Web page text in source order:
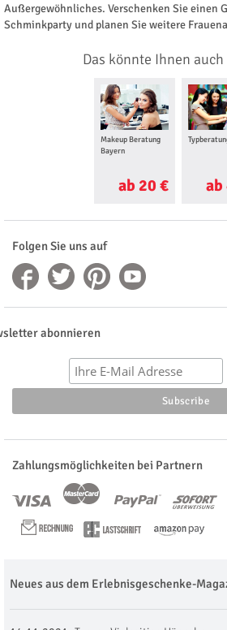
Außergewöhnliches. Verschenken Sie einen
Schminkparty und planen Sie weitere
Das könnte Ihnen
Makeup Beratung
Bayern
ab 20 € ab
Folgen Sie uns auf
abonnieren
Zahlungsmöglichkeiten bei Partnern
Neues aus dem Erlebnisgeschenke-